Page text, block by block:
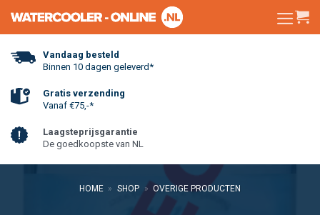
Vandaag besteld
Binnen 10 dagen geleverd*
Gratis verzending
Vanaf €75,-*
Laagsteprijsgarantie
De goedkoopste van NL
HOME » SHOP » OVERIGE PRODUCTEN